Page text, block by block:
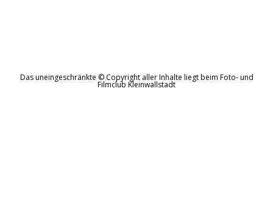
Das uneingeschränkte © Copyright aller Inhalte liegt beim Foto- und
Filmclub Kleinwallstadt